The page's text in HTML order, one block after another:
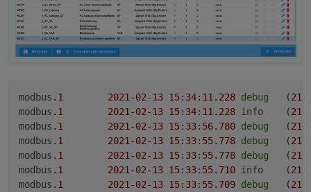
modbus .1 2021 -02-13 15: 34: 11.228 debug
	(
modbus .1 2021 -02-13 15: 34: 11.228
	info	(
modbus .1 2021 -02-13 15: 33: 56.780 debug
	(
modbus .1 2021 -02-13 15: 33: 55.778 debug
	(
modbus .1 2021 -02-13 15: 33: 55.778 debug
	(
modbus .1 2021 -02-13 15: 33: 55.710
	info	(
modbus .1 2021 -02-13 15: 33: 55.709 debug
	(